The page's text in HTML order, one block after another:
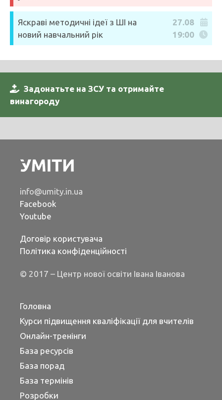
Яскраві методичні ідеї з ШІ на
новий навчальний рік
27.08
19:00
Задонатьте на ЗСУ та отримайте
винагороду
info@umity.in.ua
Facebook
Youtube
Договір користувача
Політика конфіденційності
© 2017 – Центр нової освіти Івана Іванова
Головна
Курси підвищення кваліфікації для вчителів
Онлайн-тренінги
База ресурсів
База порад
База термінів
Розробки